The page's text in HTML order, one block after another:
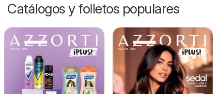
Catálogos y folletos populares